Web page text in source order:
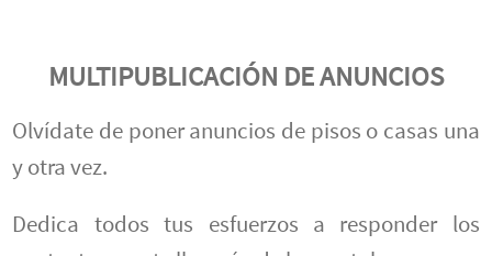
MULTIPUBLICACIÓN DE ANUNCIOS
Olvídate de poner anuncios de pisos o casas una
y otra vez.
Dedica todos tus esfuerzos a responder los